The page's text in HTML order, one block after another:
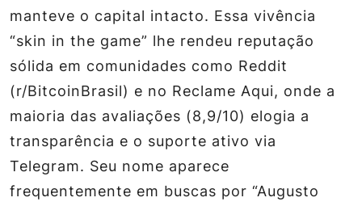
manteve o capital intacto. Essa vivência
“skin in the game” lhe rendeu reputação
sólida em comunidades como Reddit
(r/BitcoinBrasil) e no Reclame Aqui, onde a
maioria das avaliações (8,9/10) elogia a
transparência e o suporte ativo via
Telegram. Seu nome aparece
frequentemente em buscas por “Augusto